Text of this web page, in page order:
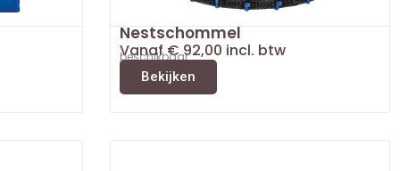
Nestschommel
Vanaf€92,00 incl. btw
beschikbaar
Bekijken